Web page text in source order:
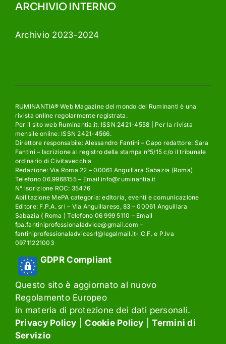
ARCHIVIO INTERNO
Archivio 2023-2024
RUMINANTIA® Web Magazine del mondo dei Ruminanti è una
rivista online regolarmente registrata.
Per il sito web Ruminantia.it: ISSN 2421-4558 | Per la rivista
mensile online: ISSN 2421-4566.
Direttore responsabile: Alessandro Fantini – Capo redattore: Sara
Fantini – Iscrizione al registro della stampa n°5/15 c/o il tribunale
ordinario di Civitavecchia
Redazione: Via Roma 22 – 00061 Anguillara Sabazia (Roma)
Telefono 06.9968155 – Email info@ruminantia.it
N° iscrizione ROC: 35476
Abilitazione MePA categoria: editoria, eventi e comunicazione
Editore: F.P.A. srl – Via Anguillarese, 83 – 00061 Anguillara
Sabazia ( Roma ) Telefono 06 999 5110 – Email
fpa.fantiniprofessionaladvice@gmail.com –
fantiniprofessionaladvicesrl@legalmail.it- C.F. e P.Iva
09711221003
GDPR Compliant
Questo sito è aggiornato al nuovo
Regolamento Europeo
in materia di protezione dei dati personali.
Privacy Policy |Cookie Policy |Termini di
Servizio